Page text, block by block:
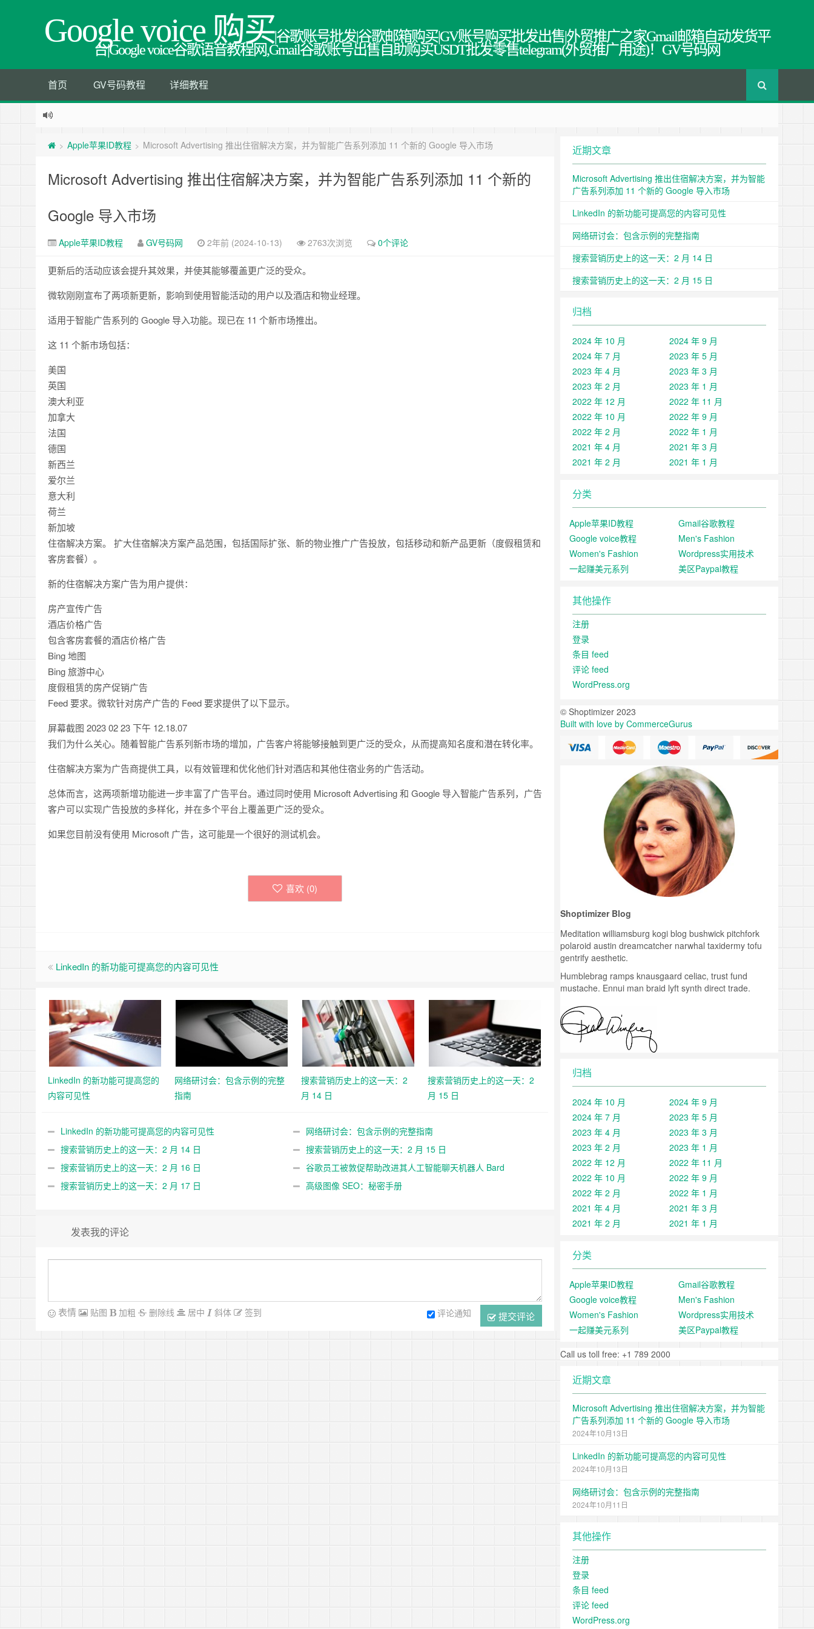
Google voice 购买|谷歌账号批发|谷歌邮箱购买|GV账号购买批发出售|外贸推广之家Gmail邮箱自动发货平
台|Google voice谷歌语音教程网,Gmail谷歌账号出售自助购买USDT批发零售telegram(外贸推广用途)！GV号码网
首页 GV号码教程 详细教程
> Apple苹果ID教程 > Microsoft Advertising 推出住宿解决方案，并为智能广告系列添加 11 个新的 Google 导入市场
Microsoft Advertising 推出住宿解决方案，并为智能广告系列添加 11 个新的
Google 导入市场
Apple苹果ID教程 GV号码网 2年前 (2024-10-13) 2763次浏览 0个评论
更新后的活动应该会提升其效果，并使其能够覆盖更广泛的受众。
微软刚刚宣布了两项新更新，影响到使用智能活动的用户以及酒店和物业经理。
适用于智能广告系列的 Google 导入功能。现已在 11 个新市场推出。
这 11 个新市场包括：
美国
英国
澳大利亚
加拿大
法国
德国
新西兰
爱尔兰
意大利
荷兰
新加坡
住宿解决方案。 扩大住宿解决方案产品范围，包括国际扩张、新的物业推广广告投放，包括移动和新产品更新（度假租赁和
客房套餐）。
新的住宿解决方案广告为用户提供：
房产宣传广告
酒店价格广告
包含客房套餐的酒店价格广告
Bing 地图
Bing 旅游中心
度假租赁的房产促销广告
Feed 要求。微软针对房产广告的 Feed 要求提供了以下显示。
屏幕截图 2023 02 23 下午 12.18.07
我们为什么关心。随着智能广告系列新市场的增加，广告客户将能够接触到更广泛的受众，从而提高知名度和潜在转化率。
住宿解决方案为广告商提供工具，以有效管理和优化他们针对酒店和其他住宿业务的广告活动。
总体而言，这两项新增功能进一步丰富了广告平台。通过同时使用 Microsoft Advertising 和 Google 导入智能广告系列，广告
客户可以实现广告投放的多样化，并在多个平台上覆盖更广泛的受众。
如果您目前没有使用 Microsoft 广告，这可能是一个很好的测试机会。
喜欢 (0)
LinkedIn 的新功能可提高您的内容可见性
LinkedIn 的新功能可提高您的
内容可见性
网络研讨会：包含示例的完整
指南
搜索营销历史上的这一天：2
月 14 日
搜索营销历史上的这一天：2
月 15 日
LinkedIn 的新功能可提高您的内容可见性
网络研讨会：包含示例的完整指南
搜索营销历史上的这一天：2 月 14 日
搜索营销历史上的这一天：2 月 15 日
搜索营销历史上的这一天：2 月 16 日
谷歌员工被敦促帮助改进其人工智能聊天机器人 Bard
搜索营销历史上的这一天：2 月 17 日
高级图像 SEO：秘密手册
发表我的评论
提交评论
评论通知
表情 贴图 加粗 删除线 居中 斜体 签到
近期文章
Microsoft Advertising 推出住宿解决方案，并为智能
广告系列添加 11 个新的 Google 导入市场
LinkedIn 的新功能可提高您的内容可见性
网络研讨会：包含示例的完整指南
搜索营销历史上的这一天：2 月 14 日
搜索营销历史上的这一天：2 月 15 日
归档
2024 年 10 月
2024 年 9 月
2024 年 7 月
2023 年 5 月
2023 年 4 月
2023 年 3 月
2023 年 2 月
2023 年 1 月
2022 年 12 月
2022 年 11 月
2022 年 10 月
2022 年 9 月
2022 年 2 月
2022 年 1 月
2021 年 4 月
2021 年 3 月
2021 年 2 月
2021 年 1 月
分类
Apple苹果ID教程
Gmail谷歌教程
Google voice教程
Men's Fashion
Women's Fashion
Wordpress实用技术
一起赚美元系列
美区Paypal教程
其他操作
注册
登录
条目 feed
评论 feed
WordPress.org
© Shoptimizer 2023
Built with love by CommerceGurus
Shoptimizer Blog
Meditation williamsburg kogi blog bushwick pitchfork
polaroid austin dreamcatcher narwhal taxidermy tofu
gentrify aesthetic.
Humblebrag ramps knausgaard celiac, trust fund
mustache. Ennui man braid lyft synth direct trade.
归档
2024 年 10 月
2024 年 9 月
2024 年 7 月
2023 年 5 月
2023 年 4 月
2023 年 3 月
2023 年 2 月
2023 年 1 月
2022 年 12 月
2022 年 11 月
2022 年 10 月
2022 年 9 月
2022 年 2 月
2022 年 1 月
2021 年 4 月
2021 年 3 月
2021 年 2 月
2021 年 1 月
分类
Apple苹果ID教程
Gmail谷歌教程
Google voice教程
Men's Fashion
Women's Fashion
Wordpress实用技术
一起赚美元系列
美区Paypal教程
Call us toll free: +1 789 2000
近期文章
Microsoft Advertising 推出住宿解决方案，并为智能
广告系列添加 11 个新的 Google 导入市场
2024年10月13日
LinkedIn 的新功能可提高您的内容可见性
2024年10月13日
网络研讨会：包含示例的完整指南
2024年10月11日
其他操作
注册
登录
条目 feed
评论 feed
WordPress.org